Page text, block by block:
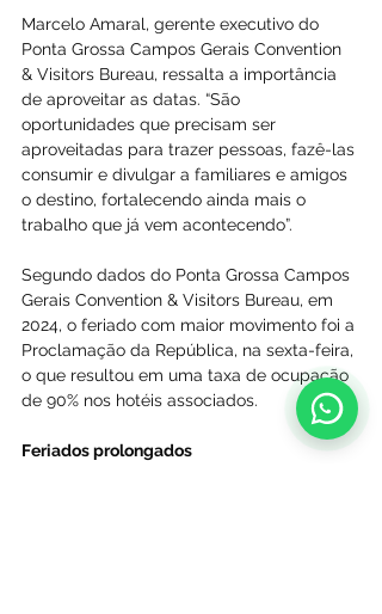
Marcelo Amaral, gerente executivo do
Ponta Grossa Campos Gerais Convention
& Visitors Bureau, ressalta a importância
de aproveitar as datas. “São
oportunidades que precisam ser
aproveitadas para trazer pessoas, fazê-las
consumir e divulgar a familiares e amigos
o destino, fortalecendo ainda mais o
trabalho que já vem acontecendo”.
Segundo dados do Ponta Grossa Campos
Gerais Convention & Visitors Bureau, em
2024, o feriado com maior movimento foi a
Proclamação da República, na sexta-feira,
o que resultou em uma taxa de ocupação
de 90% nos hotéis associados.
Feriados prolongados